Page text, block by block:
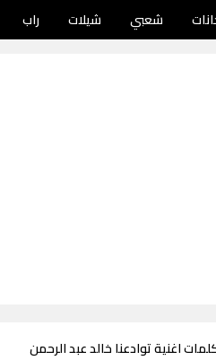
شعبي شيلات راب
اغنية توادعنا خالد عبد الرحمن